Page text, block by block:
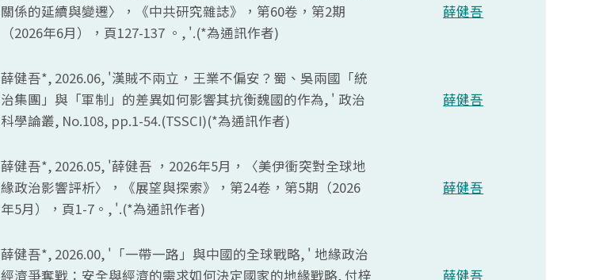
關係的延續與變遷〉，《中共研究雜誌》，第60卷，第2期
（2026年6月），頁127-137 。, '.(*為通訊作者)
薛健吾
薛健吾*, 2026.06, '漢賊不兩立，王業不偏安？蜀、吳兩國「統
治集團」與「軍制」的差異如何影響其抗衡魏國的作為, ' 政治
科學論叢, No.108, pp.1-54.(TSSCI)(*為通訊作者)
薛健吾
薛健吾*, 2026.05, '薛健吾 ，2026年5月，〈美伊衝突對全球地
緣政治影響評析〉，《展望與探索》，第24卷，第5期（2026
年5月），頁1-7。, '.(*為通訊作者)
薛健吾
薛健吾*, 2026.00, '「一帶一路」與中國的全球戰略, ' 地緣政治
經濟爭奪戰：安全與經濟的需求如何決定國家的地緣戰略, 付梓
薛健吾